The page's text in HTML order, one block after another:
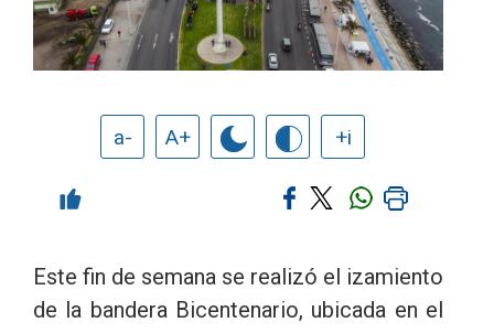
a- A+ +i
Este fin de semana se realizó el izamiento
de la bandera Bicentenario, ubicada en el